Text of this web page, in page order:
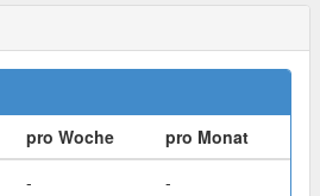
pro Woche
pro Monat
-
-